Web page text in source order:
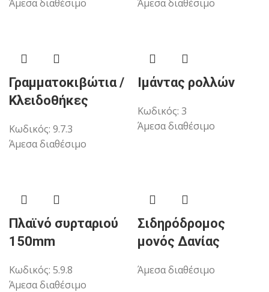
Άμεσα διαθέσιμο
Άμεσα διαθέσιμο
Γραμματοκιβώτια /
Κλειδοθήκες
Κωδικός: 9.7.3
Άμεσα διαθέσιμο
Ιμάντας ρολλών
Κωδικός: 3
Άμεσα διαθέσιμο
Πλαϊνό συρταριού
150mm
Κωδικός: 5.9.8
Άμεσα διαθέσιμο
Σιδηρόδρομος
μονός Δανίας
Άμεσα διαθέσιμο